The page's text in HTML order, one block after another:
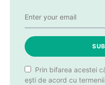
Prin bifarea acestei
ești de acord cu